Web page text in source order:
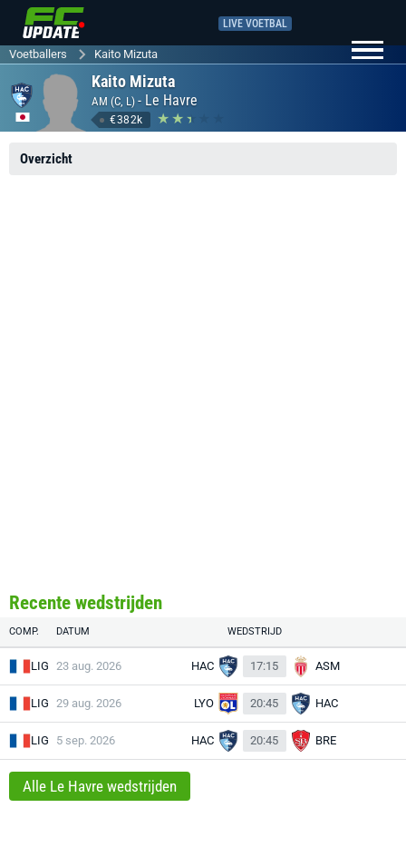
LIVE VOETBAL
Voetballers Kaito Mizuta
Kaito Mizuta
AM (C, L) - Le Havre
€382k
Overzicht
Recente wedstrijden
COMP. DATUM WEDSTRIJD
LIG 23 aug. 2026 HAC 17:15 ASM
LIG 29 aug. 2026 LYO 20:45 HAC
LIG 5 sep. 2026 HAC 20:45 BRE
Alle Le Havre wedstrijden